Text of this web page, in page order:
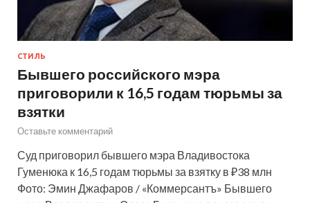
СТИЛЬ
Бывшего российского мэра
приговорили к 16,5 годам тюрьмы за
взятки
Оставьте комментарий
Суд приговорил бывшего мэра Владивостока
Гуменюка к 16,5 годам тюрьмы за взятку в ₽38 млн
Фото: Эмин Джафаров / «Коммерсантъ» Бывшего